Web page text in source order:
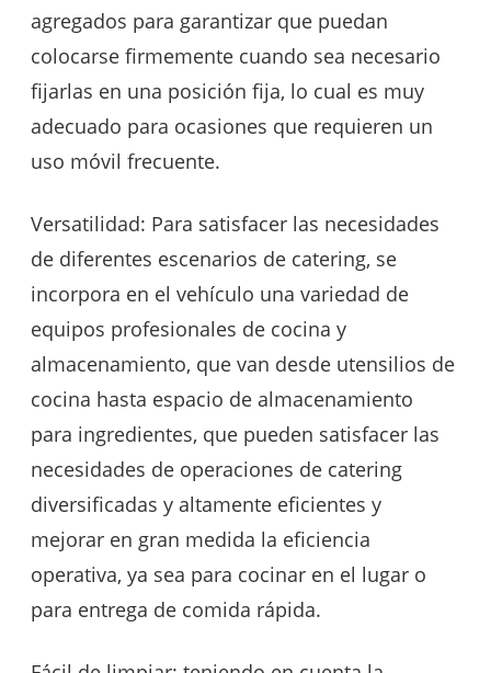
agregados para garantizar que puedan
colocarse firmemente cuando sea necesario
fijarlas en una posición fija, lo cual es muy
adecuado para ocasiones que requieren un
uso móvil frecuente.
Versatilidad: Para satisfacer las necesidades
de diferentes escenarios de catering, se
incorpora en el vehículo una variedad de
equipos profesionales de cocina y
almacenamiento, que van desde utensilios de
cocina hasta espacio de almacenamiento
para ingredientes, que pueden satisfacer las
necesidades de operaciones de catering
diversificadas y altamente eficientes y
mejorar en gran medida la eficiencia
operativa, ya sea para cocinar en el lugar o
para entrega de comida rápida.